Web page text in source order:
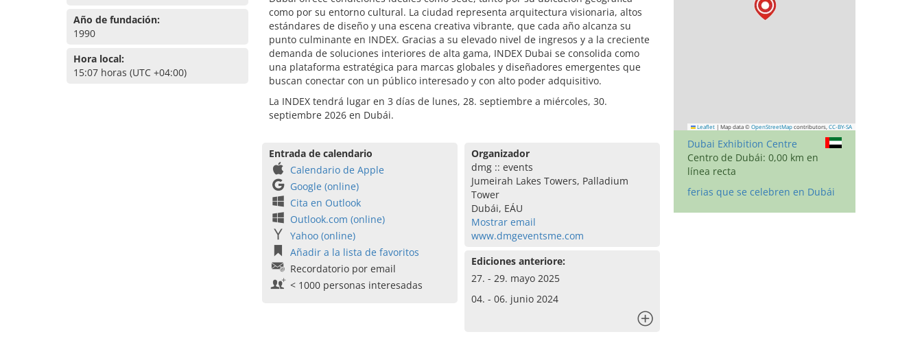
Año de fundación:
1990
Hora local:
15:07 horas (UTC +04:00)
como por su entorno cultural. La ciudad representa arquitectura visionaria, altos
estándares de diseño y una escena creativa vibrante, que cada año alcanza su
punto culminante en INDEX. Gracias a su elevado nivel de ingresos y a la creciente
demanda de soluciones interiores de alta gama, INDEX Dubai se consolida como
una plataforma estratégica para marcas globales y diseñadores emergentes que
buscan conectar con un público interesado y con alto poder adquisitivo.
La INDEX tendrá lugar en 3 días de lunes, 28. septiembre a miércoles, 30.
septiembre 2026 en Dubái.
Entrada de calendario
Calendario de Apple
Google (online)
Cita en Outlook
Outlook.com (online)
Yahoo (online)
Añadir a la lista de favoritos
Recordatorio por email
< 1000 personas interesadas
Organizador
dmg :: events
Jumeirah Lakes Towers, Palladium
Tower
Dubái, EÁU
Mostrar email
www.dmgeventsme.com
Ediciones anteriore:
27. - 29. mayo 2025
04. - 06. junio 2024
Leaflet | Map data © OpenStreetMap contributors, CC-BY-SA
Dubai Exhibition Centre
Centro de Dubái: 0,00 km en
línea recta
ferias que se celebren en Dubái